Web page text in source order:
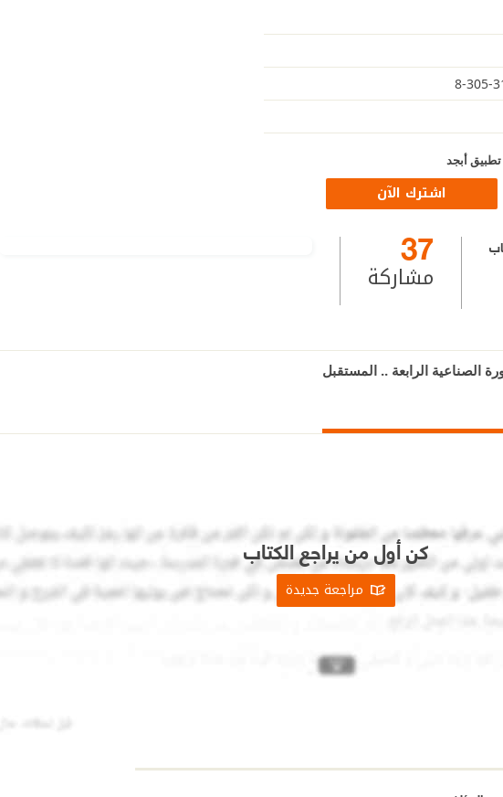
أبجد
اشترك الآن
37
مشاركة
الصناعية الرابعة .. المستقبل
كن أول من يراجع الكتاب
مراجعة جديدة